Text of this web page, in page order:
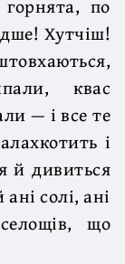
по
Хутчіш!
квас
— і все те
і
й дивиться
солі, ані
що